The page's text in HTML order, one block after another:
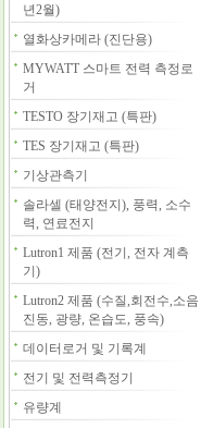
년2월)
열화상카메라 (진단용)
MYWATT 스마트 전력 측정로
거
TESTO 장기재고 (특판)
TES 장기재고 (특판)
기상관측기
솔라셀 (태양전지), 풍력, 소수
력, 연료전지
Lutron1 제품 (전기, 전자 계측
기)
Lutron2 제품 (수질,회전수,소음
진동, 광량, 온습도, 풍속)
데이터로거 및 기록계
전기 및 전력측정기
유량계